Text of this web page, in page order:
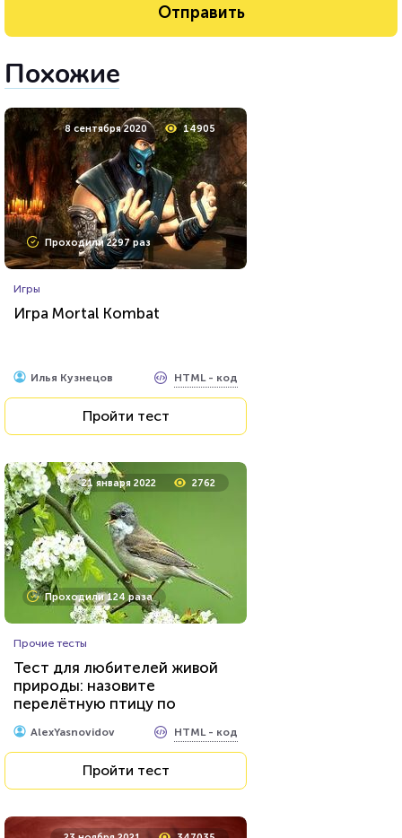
Похожие
8 сентября 2020 14905
Проходили 2297 раз
Игры
Игра Mortal Kombat
Илья Кузнецов HTML - код
Пройти тест
21 января 2022 2762
Проходили 124 раза
Прочие тесты
Тест для любителей живой
природы: назовите
перелётную птицу по
фотографии
AlexYasnovidov HTML - код
Пройти тест